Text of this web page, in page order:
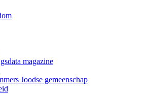
magazine
Joodse gemeenschap